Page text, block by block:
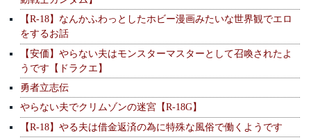
【R-18】なんかふわっとしたホビー漫画みたいな世界観でエロ
をするお話
【安価】やらない夫はモンスターマスターとして召喚されたよ
うです【ドラクエ】
勇者立志伝
やらない夫でクリムゾンの迷宮【R-18G】
【R-18】やる夫は借金返済の為に特殊な風俗で働くようです